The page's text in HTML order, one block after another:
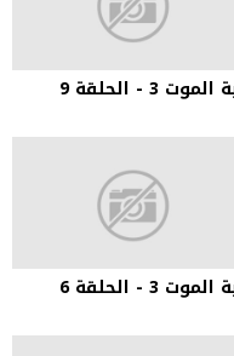
3 - الحلقة 9
3 - الحلقة 6